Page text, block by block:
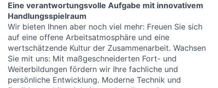
Eine verantwortungsvolle Aufgabe mit innovativem
Handlungsspielraum
Wir bieten Ihnen aber noch viel mehr: Freuen Sie sich
auf eine offene Arbeitsatmosphäre und eine
wertschätzende Kultur der Zusammenarbeit. Wachsen
Sie mit uns: Mit maßgeschneiderten Fort- und
Weiterbildungen fördern wir Ihre fachliche und
persönliche Entwicklung. Moderne Technik und